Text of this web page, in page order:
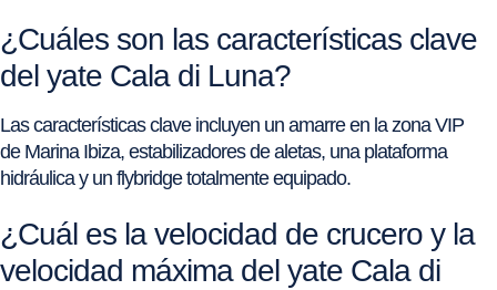
¿Cuáles son las características clave
del yate Cala di Luna?
Las características clave incluyen un amarre en la zona VIP
de Marina Ibiza, estabilizadores de aletas, una plataforma
hidráulica y un flybridge totalmente equipado.
¿Cuál es la velocidad de crucero y la
velocidad máxima del yate Cala di